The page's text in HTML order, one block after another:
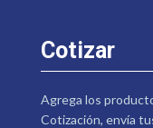
Cotizar
Agrega los
Cotización, envía